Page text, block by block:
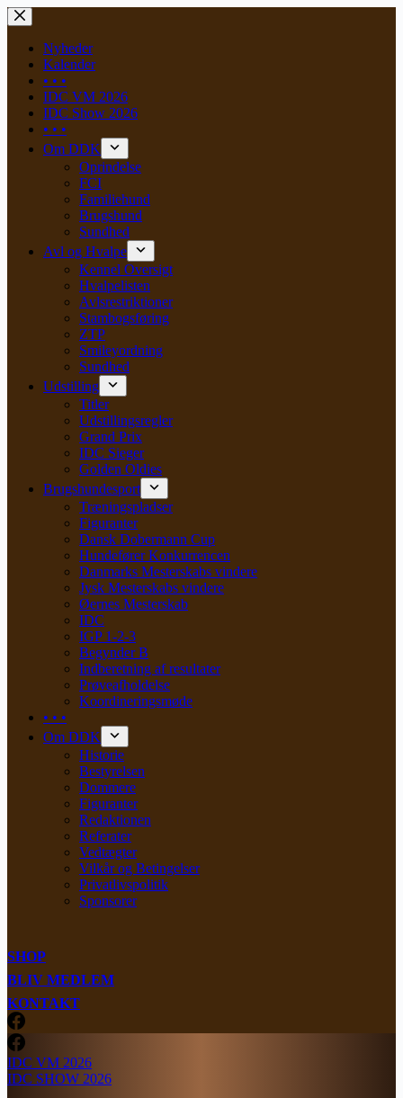
Skip
to
contentNyheder
Kalender
• • •
IDC VM 2026
IDC Show 2026
• • •
Om DDK
Oprindelse
FCI
Familiehund
Brugshund
Sundhed
Avl og Hvalpe
Kennel Oversigt
Hvalpelisten
Avlsrestriktioner
Stambogsføring
ZTP
Smileyordning
Sundhed
Udstilling
Titler
Udstillingsregler
Grand Prix
IDC Sieger
Golden Oldies
Brugshundesport
Træningspladser
Figuranter
Dansk Dobermann Cup
Hundefører Konkurrencen
Danmarks Mesterskabs vindere
Jysk Mesterskabs vindere
Øernes Mesterskab
IDC
IGP 1-2-3
Begynder B
Indberetning af resultater
Prøveafholdelse
Koordineringsmøde
• • •
Om DDK
Historie
Bestyrelsen
Dommere
Figuranter
Redaktionen
Referater
Vedtægter
Vilkår og Betingelser
Privatlivspolitik
Sponsorer
SHOP
BLIV MEDLEM
KONTAKT
IDC VM 2026
IDC SHOW 2026